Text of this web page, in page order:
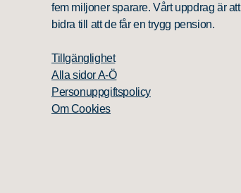
fem miljoner sparare. Vårt uppdrag är att
bidra till att de får en trygg pension.
Tillgänglighet
Alla sidor A-Ö
Personuppgiftspolicy
Om Cookies